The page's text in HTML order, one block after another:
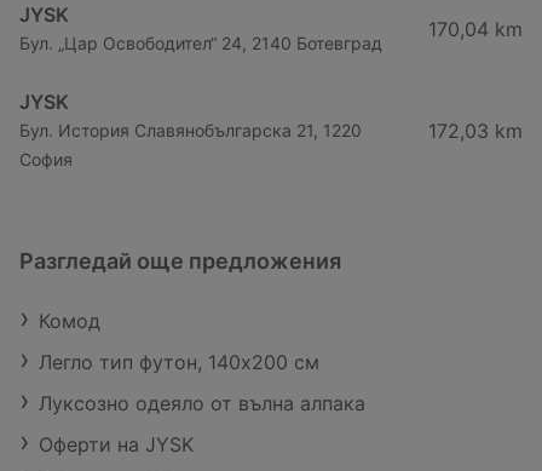
JYSK
Бул. „Цар Освободител“ 24, 2140 Ботевград
170,04 km
JYSK
Бул. История Славянобългарска 21, 1220
София
172,03 km
Разгледай още предложения
Комод
Легло тип футон, 140х200 см
Луксозно одеяло от вълна алпака
Оферти на JYSK